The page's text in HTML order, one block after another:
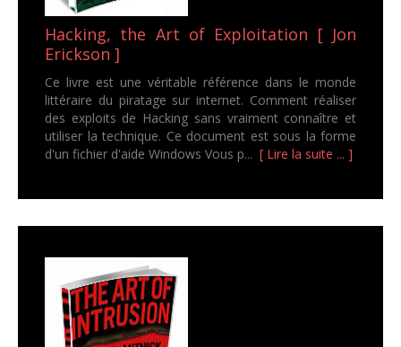
Hacking, the Art of Exploitation [ Jon
Erickson ]
Ce livre est une véritable référence dans le monde
littéraire du piratage sur internet. Comment réaliser
des exploits de Hacking sans vraiment connaître et
utiliser la technique. Ce document est sous la forme
d'un fichier d'aide Windows Vous p... [ Lire la suite ... ]